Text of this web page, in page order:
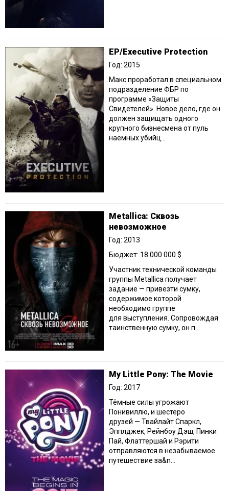
EP/Executive Protection
Год: 2015
Макс проработал в специальном
подразделение ФБР по
программе «Защиты
Свидетелей». Новое дело, где он
должен защищать одного
крупного бизнесмена от пуль
наемных убийц...
Metallica: Сквозь
невозможное
Год: 2013
Бюджет: 18 000 000 $
Участник технической команды
группы Metallica получает
задание — привезти сумку,
содержимое которой
необходимо группе
для выступления. Сопровождая
таинственную сумку, он п...
My Little Pony: The Movie
Год: 2017
Тёмные силы угрожают
Понивиллю, и шестеро
друзей — Твайлайт Спаркл,
Эпплджек, Рейнбоу Дэш, Пинки
Пай, Флаттершай и Рэрити
отправляются в незабываемое
путешествие за&n...